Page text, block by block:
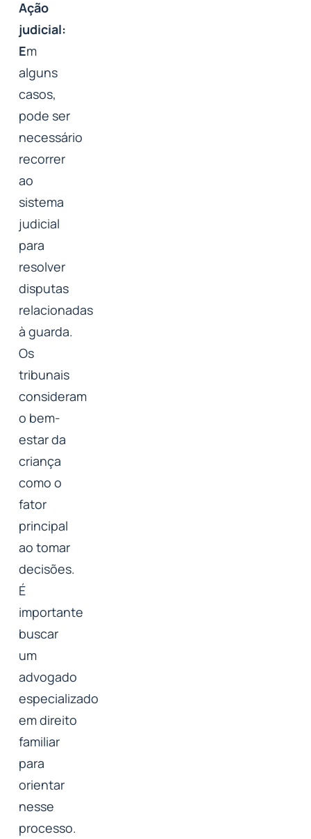
Ação
judicial:
Em
alguns
casos,
pode ser
necessário
recorrer
ao
sistema
judicial
para
resolver
disputas
relacionadas
à guarda.
Os
tribunais
consideram
o bem-
estar da
criança
como o
fator
principal
ao tomar
decisões.
É
importante
buscar
um
advogado
especializado
em direito
familiar
para
orientar
nesse
processo.